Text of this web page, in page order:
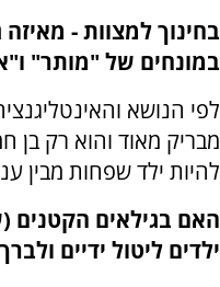
בחינוך למצוות -
במונחים של "מותר"
לפי הנושא
מבריק מאוד והוא רק בן
להיות ילד שפחות מבין
האם בגילאים הקטנים
ילדים ליטול ידיים